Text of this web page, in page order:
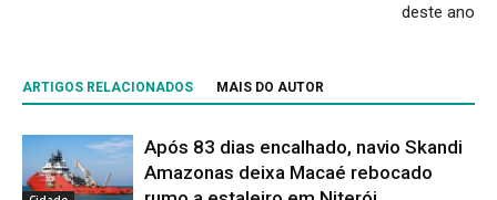
deste ano
ARTIGOS RELACIONADOS MAIS DO AUTOR
Após 83 dias encalhado, navio Skandi
Amazonas deixa Macaé rebocado